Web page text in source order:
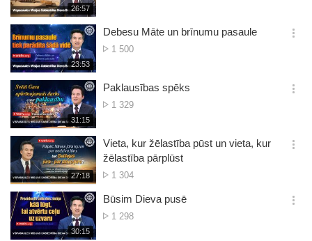
재
생
시
간
26:57
기
재
생
시
간
23:53
Debesu Māte un brīnumu pasaule
No.
1 500
옵
기
재
생
간
31:15
Paklausības spēks
No.
1 329
옵
기
재
생
시
간
27:18
Vieta, kur žēlastība pūst un vieta, kur
žēlastība pārplūst
No.
views
1 304
옵
기
재
30:15
Būsim Dieva pusē
No.
1 298
옵